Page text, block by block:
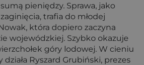
pieniędzy. Sprawa, jako
trafia do młodej
która dopiero zaczyna
wojewódzkiej. Szybko okazuje
góry lodowej. W cieniu
Ryszard Grubiński, prezes